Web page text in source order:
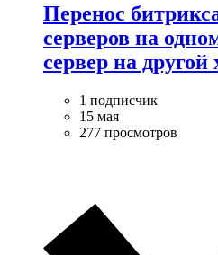
Перенос
серверов на
сервер на другой
1 подписчик
15 мая
277 просмотров